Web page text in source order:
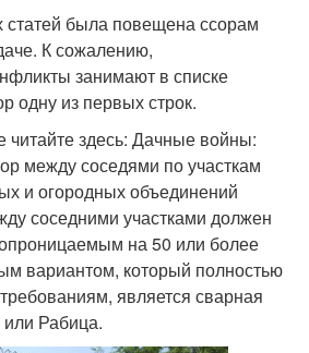
была повещена ссорам
К сожалению,
занимают в списке
одну из первых строк.
читайте здесь: Дачные войны:
между соседями по участкам
и огородных объединений
соседними участками должен
на 50 или более
вариантом, который полностью
является сварная
или Рабица.